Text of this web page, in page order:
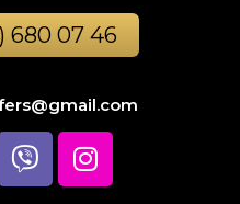
680 07 46